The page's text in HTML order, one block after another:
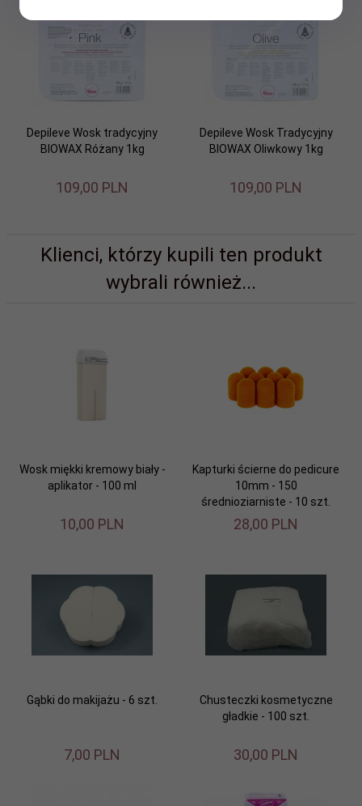
Depileve Wosk tradycyjny
BIOWAX Różany 1kg
109,00 PLN
Depileve Wosk Tradycyjny
BIOWAX Oliwkowy 1kg
109,00 PLN
Klienci, którzy kupili ten produkt
wybrali również...
Wosk miękki kremowy biały -
aplikator - 100 ml
10,00 PLN
Kapturki ścierne do pedicure
10mm - 150
średnioziarniste - 10 szt.
28,00 PLN
Gąbki do makijażu - 6 szt.
7,00 PLN
Chusteczki kosmetyczne
gładkie - 100 szt.
30,00 PLN